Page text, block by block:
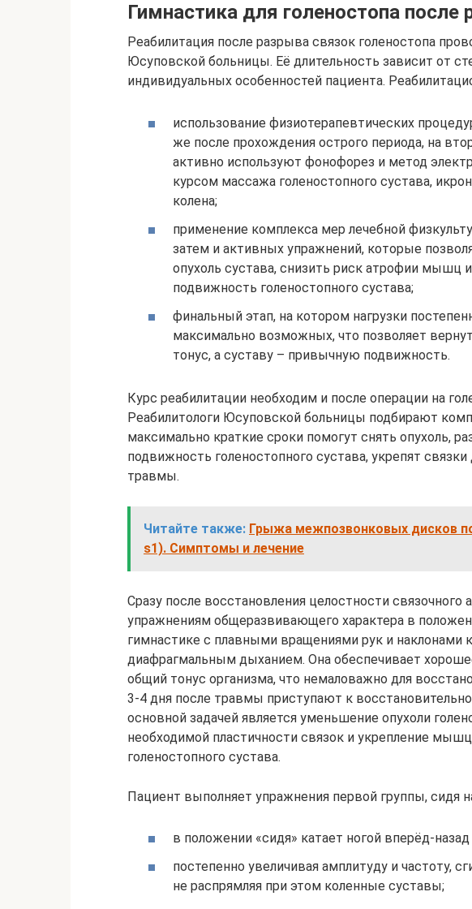
Гимнастика для голеностопа после
Реабилитация после разрыва связок голеностопа
Юсуповской больницы. Её длительность зависит от
индивидуальных особенностей пациента.
использование физиотерапевтических
же после прохождения острого периода, на
активно используют фонофорез и метод
курсом массажа голеностопного сустава,
колена;
применение комплекса мер лечебной
затем и активных упражнений, которые
опухоль сустава, снизить риск атрофии мышц
подвижность голеностопного сустава;
финальный этап, на котором нагрузки
максимально возможных, что позволяет
тонус, а суставу – привычную подвижность.
Курс реабилитации необходим и после операции на
Реабилитологи Юсуповской больницы подбирают
максимально краткие сроки помогут снять опухоль,
подвижность голеностопного сустава, укрепят
травмы.
Читайте также: Грыжа межпозвонковых дисков
s1). Симптомы и лечение
Сразу после восстановления целостности связочного
упражнениям общеразвивающего характера в
гимнастике с плавными вращениями рук и наклонами
диафрагмальным дыханием. Она обеспечивает
общий тонус организма, что немаловажно для
3-4 дня после травмы приступают к
основной задачей является уменьшение опухоли
необходимой пластичности связок и укрепление
голеностопного сустава.
Пациент выполняет упражнения первой группы, сидя
в положении «сидя» катает ногой вперёд-
постепенно увеличивая амплитуду и частоту,
не распрямляя при этом коленные суставы;